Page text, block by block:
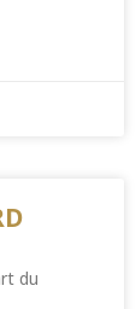
du